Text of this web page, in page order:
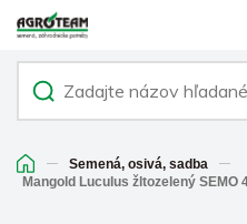
Semená, osivá, sadba
Mangold Luculus žltozelený SEMO